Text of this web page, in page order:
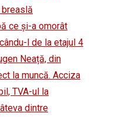
ce și-a omorât
l de la etajul 4
Neață, din
la muncă. Acciza
TVA-ul la
dintre